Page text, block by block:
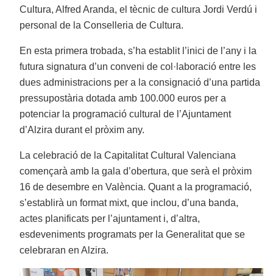
Cultura, Alfred Aranda, el tècnic de cultura Jordi Verdú i
personal de la Conselleria de Cultura.
En esta primera trobada, s’ha establit l’inici de l’any i la
futura signatura d’un conveni de col·laboració entre les
dues administracions per a la consignació d’una partida
pressupostària dotada amb 100.000 euros per a
potenciar la programació cultural de l’Ajuntament
d’Alzira durant el pròxim any.
La celebració de la Capitalitat Cultural Valenciana
començarà amb la gala d’obertura, que serà el pròxim
16 de desembre en València. Quant a la programació,
s’establirà un format mixt, que inclou, d’una banda,
actes planificats per l’ajuntament i, d’altra,
esdeveniments programats per la Generalitat que se
celebraran en Alzira.